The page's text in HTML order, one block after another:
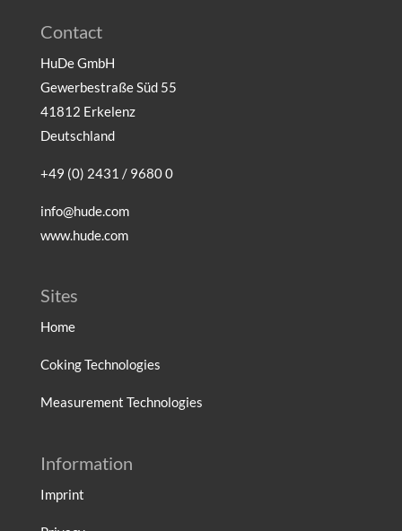
Contact
HuDe GmbH
Gewerbestraße Süd 55
41812 Erkelenz
Deutschland
+49 (0) 2431 / 9680 0
info@hude.com
www.hude.com
Sites
Home
Coking Technologies
Measurement Technologies
Information
Imprint